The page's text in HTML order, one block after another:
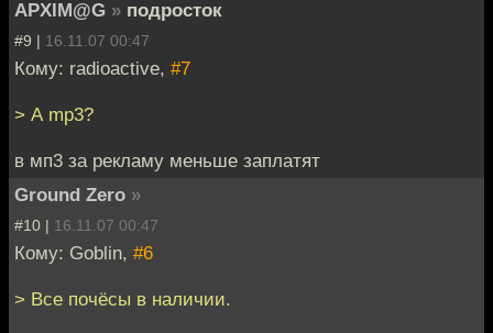
APXIM@G » подросток
#9 | 16.11.07 00:47
Кому: radioactive, #7
> А mp3?
в мп3 за рекламу меньше заплатят
Ground Zero »
#10 | 16.11.07 00:47
Кому: Goblin, #6
> Все почёсы в наличии.